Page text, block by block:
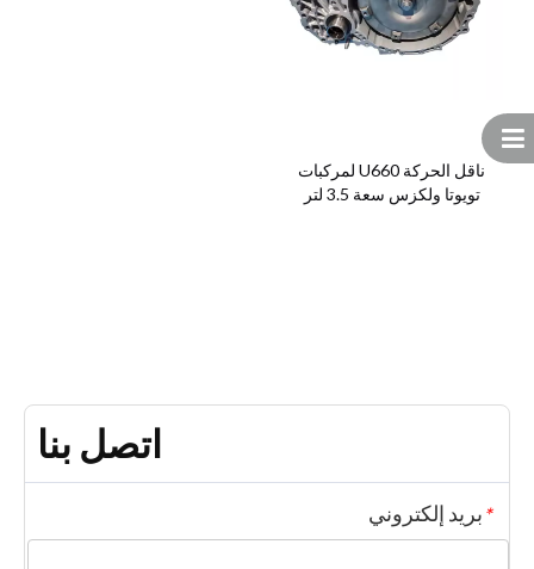
ناقل الحركة U660 لمركبات
تويوتا ولكزس سعة 3.5 لتر
اتصل بنا
*بريد إلكتروني